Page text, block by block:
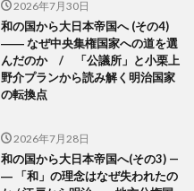
2026年7月30日
和の国から大日本帝国へ (その4)
―― なぜ中央集権国家への道を選
んだのか / 「公議所」と小栗上
野介プランから読み解く明治国家
の転換点
2026年7月28日
和の国から大日本帝国へ(その3) —
― 「和」の理念はなぜ失われたの